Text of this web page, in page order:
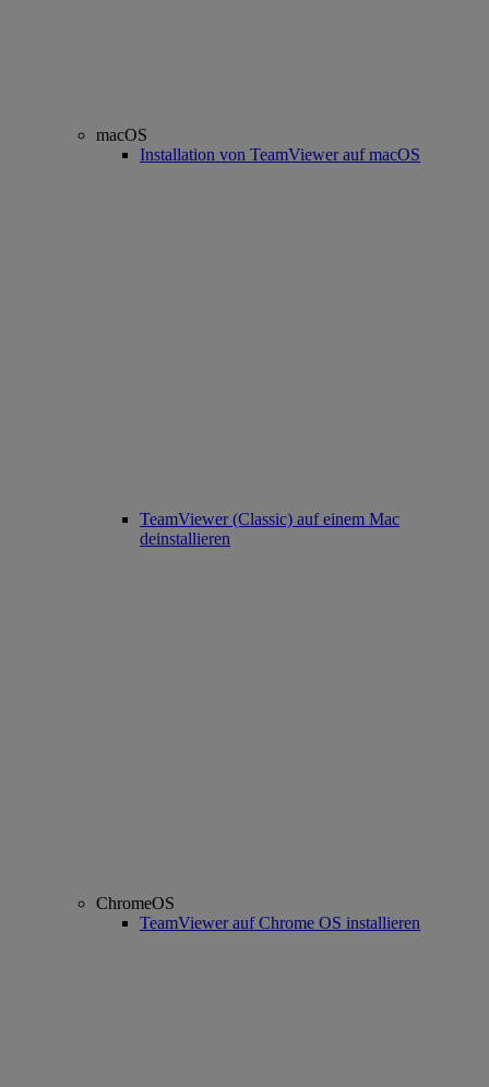
macOS
Installation von TeamViewer auf macOS
TeamViewer (Classic) auf einem Mac
deinstallieren
ChromeOS
TeamViewer auf Chrome OS installieren